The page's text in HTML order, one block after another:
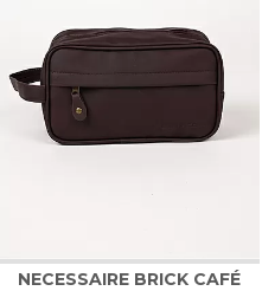
NECESSAIRE BRICK CAFÉ